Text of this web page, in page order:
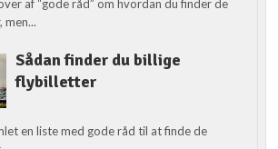
af “gode råd” om hvordan du finder de
Sådan finder du billige
flybilletter
en liste med gode råd til at finde de